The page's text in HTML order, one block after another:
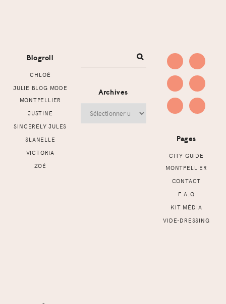
Blogroll
CHLOÉ
JULIE BLOG MODE
MONTPELLIER
JUSTINE
SINCERELY JULES
SLANELLE
VICTORIA
ZOÉ
Archives
Pages
CITY GUIDE
MONTPELLIER
CONTACT
F.A.Q
KIT MÉDIA
VIDE-DRESSING